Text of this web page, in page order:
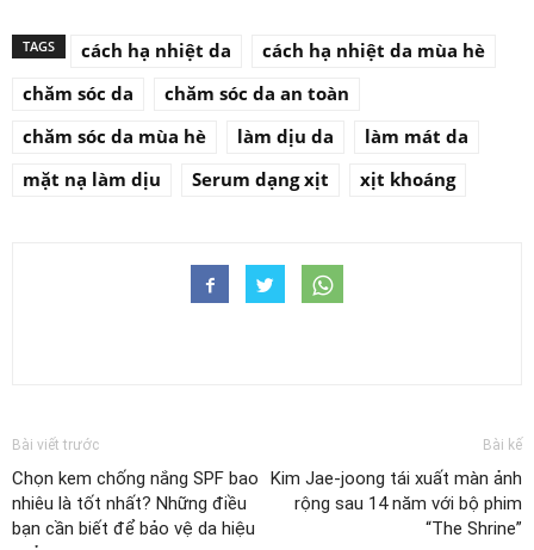
TAGS cách hạ nhiệt da
cách hạ nhiệt da mùa hè
chăm sóc da
chăm sóc da an toàn
chăm sóc da mùa hè
làm dịu da
làm mát da
mặt nạ làm dịu
Serum dạng xịt xịt khoáng
Bài viết trước
Chọn kem chống nắng SPF bao
nhiêu là tốt nhất? Những điều
bạn cần biết để bảo vệ da hiệu
Bài kế
Kim Jae-joong tái xuất màn ảnh
rộng sau 14 năm với bộ phim
“The Shrine”